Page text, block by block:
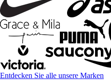
Entdecken Sie alle unsere Marken